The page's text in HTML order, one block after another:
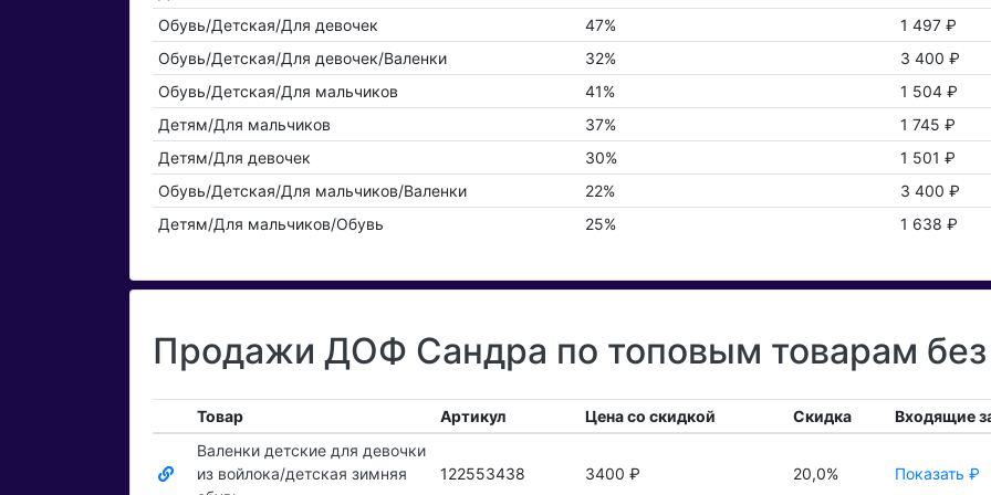
Обувь/Детская/Для девочек
47%
1 497 ₽
Обувь/Детская/Для девочек/Валенки
32%
3 400 ₽
Обувь/Детская/Для мальчиков
41%
1 504 ₽
Детям/Для мальчиков
37%
1 745 ₽
Детям/Для девочек
30%
1 501 ₽
Обувь/Детская/Для мальчиков/Валенки
22%
3 400 ₽
Детям/Для мальчиков/Обувь
25% 1 638 ₽
Продажи ДОФ Сандра по топовым товарам
Товар Артикул Цена со скидкой Скидка
Входящие
Валенки детские для девочки
из войлока/детская зимняя
122553438 3400 ₽ 20,0% Показать ₽